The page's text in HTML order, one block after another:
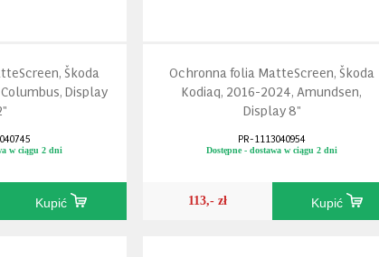
Škoda
Display
w ciągu 2 dni
Kupić
Ochronna folia MatteScreen, Škoda
Kodiaq, 2016-2024, Amundsen,
Display 8"
PR-1113040954
Dostępne - dostawa w ciągu 2 dni
113,- zł Kupić